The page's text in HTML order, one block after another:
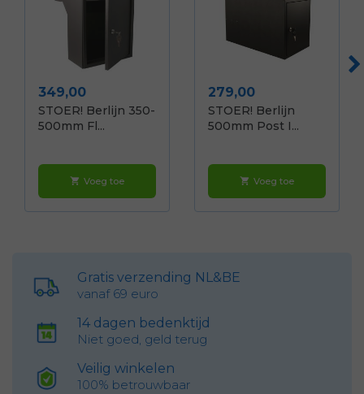
Prijs
349,00
STOER! Berlijn 350-
500mm Fl...
shopping_cart Voeg toe
Prijs
279,00
STOER! Berlijn
500mm Post I...
shopping_cart Voeg toe
Gratis verzending NL&BE
vanaf 69 euro
14 dagen bedenktijd
Niet goed, geld terug
Veilig winkelen
100% betrouwbaar